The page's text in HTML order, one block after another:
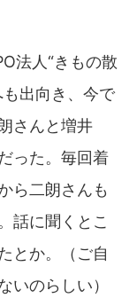
法人“きもの散
出向き、今で
さんと増井
った。毎回着
ら二朗さんも
話に聞くとこ
とか。（ご自
いのらしい）